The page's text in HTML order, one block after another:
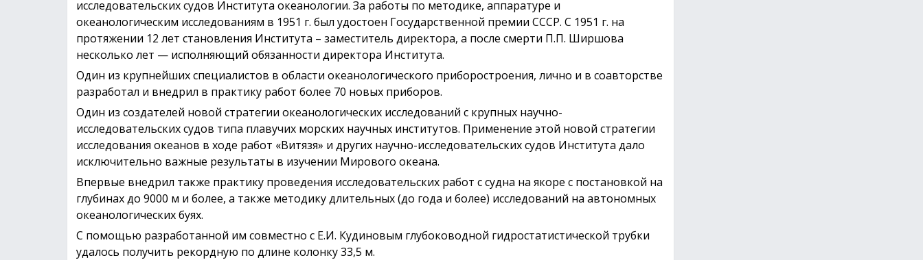
исследовательских судов Института океанологии. За работы по методике, аппаратуре и
океанологическим исследованиям в 1951 г. был удостоен Государственной премии СССР. С 1951 г. на
протяжении 12 лет становления Института – заместитель директора, а после смерти П.П. Ширшова
несколько лет — исполняющий обязанности директора Института.
Один из крупнейших специалистов в области океанологического приборостроения, лично и в соавторстве
разработал и внедрил в практику работ более 70 новых приборов.
Один из создателей новой стратегии океанологических исследований с крупных научно-
исследовательских судов типа плавучих морских научных институтов. Применение этой новой стратегии
исследования океанов в ходе работ «Витязя» и других научно-исследовательских судов Института дало
исключительно важные результаты в изучении Мирового океана.
Впервые внедрил также практику проведения исследовательских работ с судна на якоре с постановкой на
глубинах до 9000 м и более, а также методику длительных (до года и более) исследований на автономных
океанологических буях.
С помощью разработанной им совместно с Е.И. Кудиновым глубоководной гидростатистической трубки
удалось получить рекордную по длине колонку 33,5 м.